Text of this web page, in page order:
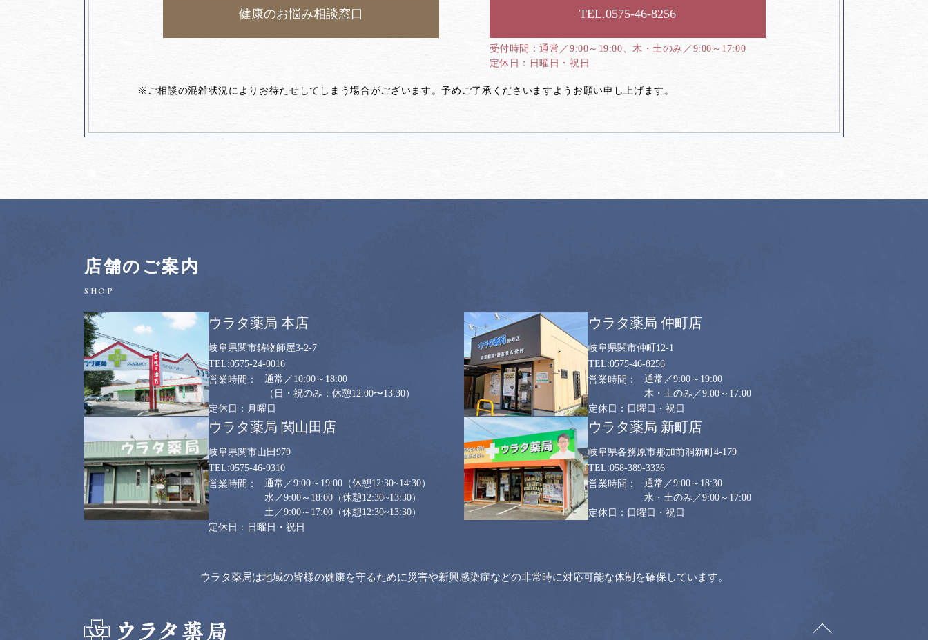
健康のお悩み相談窓口 0575-46-8256
通常／9:00～19:00、木・土のみ／9:00～17:00
日曜日・祝日
※ご相談の混雑状況によりお待たせしてしまう場合がございます。予めご了承くださいますようお願い申し上げます。
店舗のご案内
ウラタ薬局 本店
岐阜県関市鋳物師屋3-2-7
0575-24-0016
通常／10:00～18:00
（日・祝のみ：休憩12:00〜13:30）
月曜日
ウラタ薬局 仲町店
岐阜県関市仲町12-1
0575-46-8256
通常／9:00～19:00
木・土のみ／9:00～17:00
日曜日・祝日
ウラタ薬局 関山田店
岐阜県関市山田979
0575-46-9310
通常／9:00～19:00 （休憩12:30~14:30）
水／9:00～18:00 （休憩12:30~13:30）
土／9:00～17:00 （休憩12:30~13:30）
日曜日・祝日
ウラタ薬局 新町店
岐阜県各務原市那加前洞新町4-179
058-389-3336
通常／9:00～18:30
水・土のみ／9:00～17:00
日曜日・祝日
ウラタ薬局は地域の皆様の健康を守るために災害や新興感染症などの非常時に対応可能な体制を確保しています。